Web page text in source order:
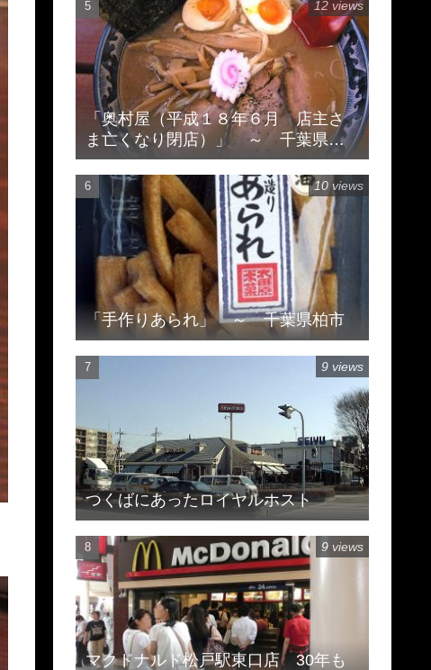
「奥村屋（平成１８年６月 店主さ
ま亡くなり閉店）」 ～ 千葉県柏
市豊住
12 views
「手作りあられ」 ～ 千葉県柏市
10 views
つくばにあったロイヤルホスト
9 views
マクドナルド松戸駅東口店 30年も
9 views